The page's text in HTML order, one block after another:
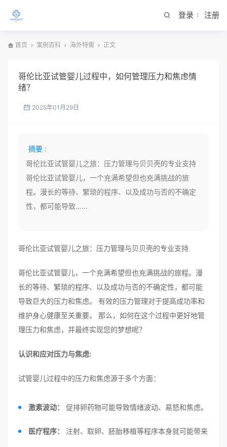
登录 注册
首页 案例百科 海外特需 正文
哥伦比亚试管婴儿过程中，如何管理压力和焦虑情
绪？
2025年01月29日
摘要 :
哥伦比亚试管婴儿之旅：压力管理与贝贝壳的专业支持
哥伦比亚试管婴儿，一个充满希望但也充满挑战的旅
程。漫长的等待、繁琐的程序、以及成功与否的不确定
性，都可能导致……
哥伦比亚试管婴儿之旅：压力管理与贝贝壳的专业支持
哥伦比亚试管婴儿，一个充满希望但也充满挑战的旅程。漫
长的等待、繁琐的程序、以及成功与否的不确定性，都可能
导致巨大的压力和焦虑。 有效的压力管理对于提高成功率和
维护身心健康至关重要。 那么，如何在这个过程中更好地管
理压力和焦虑，并最终实现您的梦想呢？
认识和应对压力与焦虑:
试管婴儿过程中的压力和焦虑源于多个方面：
激素波动： 促排卵药物可能导致情绪波动、易怒和焦虑。
医疗程序： 注射、取卵、胚胎移植等程序本身就可能带来